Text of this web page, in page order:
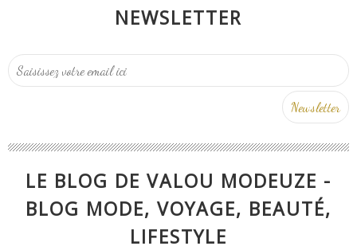
NEWSLETTER
LE BLOG DE VALOU MODEUZE -
BLOG MODE, VOYAGE, BEAUTÉ,
LIFESTYLE